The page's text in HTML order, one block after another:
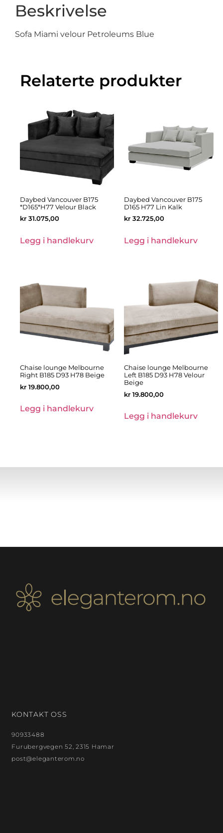
Beskrivelse
Sofa Miami velour Petroleums Blue
Relaterte produkter
Daybed Vancouver B175
*D165*H77 Velour Black
kr 31.075,00
Legg i handlekurv
Daybed Vancouver B175
D165 H77 Lin Kalk
kr 32.725,00
Legg i handlekurv
Chaise lounge Melbourne
Right B185 D93 H78 Beige
kr 19.800,00
Legg i handlekurv
Chaise lounge Melbourne
Left B185 D93 H78 Velour
Beige
kr 19.800,00
Legg i handlekurv
KONTAKT OSS
90933488
Furubergvegen 52, 2315 Hamar
post@eleganterom.no